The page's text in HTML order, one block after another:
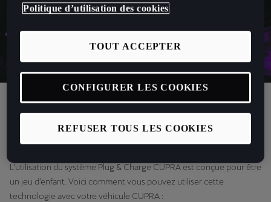
Comment utiliser le système Plug &
Charge CUPRA
L’utilisation du système Plug & Charge CUPRA est conçue pour être
un jeu d’enfant. Voici comment vous pouvez utiliser cette
technologie avec votre véhicule CUPRA :
Politique d’utilisation des cookies
REFUSER TOUS LES COOKIES
TOUT ACCEPTER
CONFIGURER LES COOKIES